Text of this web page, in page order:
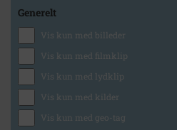
Generelt
Vis kun med billeder
Vis kun med filmklip
Vis kun med lydklip
Vis kun med kilder
Vis kun med geo-tag